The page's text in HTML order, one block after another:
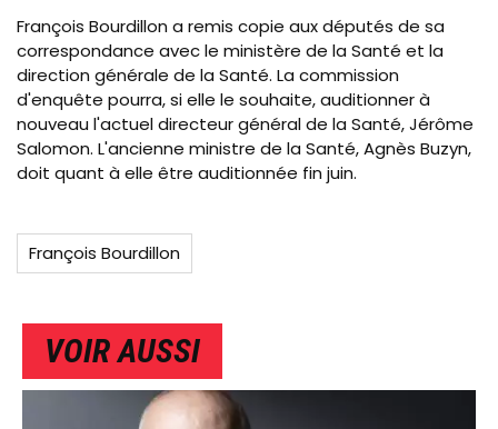
François Bourdillon a remis copie aux députés de sa
correspondance avec le ministère de la Santé et la
direction générale de la Santé. La commission
d'enquête pourra, si elle le souhaite, auditionner à
nouveau l'actuel directeur général de la Santé, Jérôme
Salomon. L'ancienne ministre de la Santé, Agnès Buzyn,
doit quant à elle être auditionnée fin juin.
François Bourdillon
VOIR AUSSI